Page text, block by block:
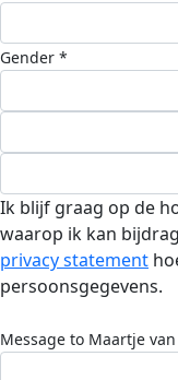
Gender *
Ik blijf graag op de
waarop ik kan
privacy statement
persoonsgegevens.
Message to Maartje